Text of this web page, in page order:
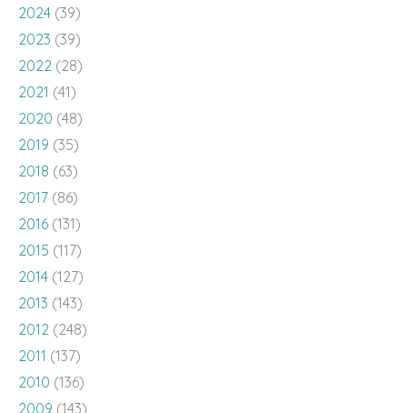
2024 (39)
2023 (39)
2022 (28)
2021 (41)
2020 (48)
2019 (35)
2018 (63)
2017 (86)
2016 (131)
2015 (117)
2014 (127)
2013 (143)
2012 (248)
2011 (137)
2010 (136)
2009 (143)